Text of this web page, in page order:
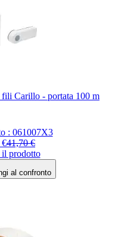
fili Carillo - portata 100 m
dipende
dalle
opzioni
scelte
nella
pagina
: 061007X3
€
Regular Price
41,70 €
il prodotto
al confronto